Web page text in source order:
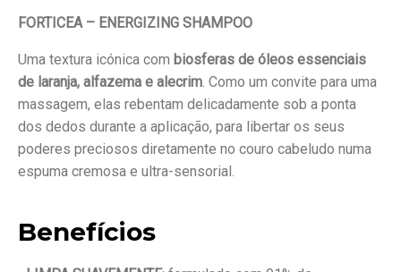
FORTICEA – ENERGIZING SHAMPOO
Uma textura icónica com biosferas de óleos essenciais
de laranja, alfazema e alecrim. Como um convite para uma
massagem, elas rebentam delicadamente sob a ponta
dos dedos durante a aplicação, para libertar os seus
poderes preciosos diretamente no couro cabeludo numa
espuma cremosa e ultra-sensorial.
Benefícios